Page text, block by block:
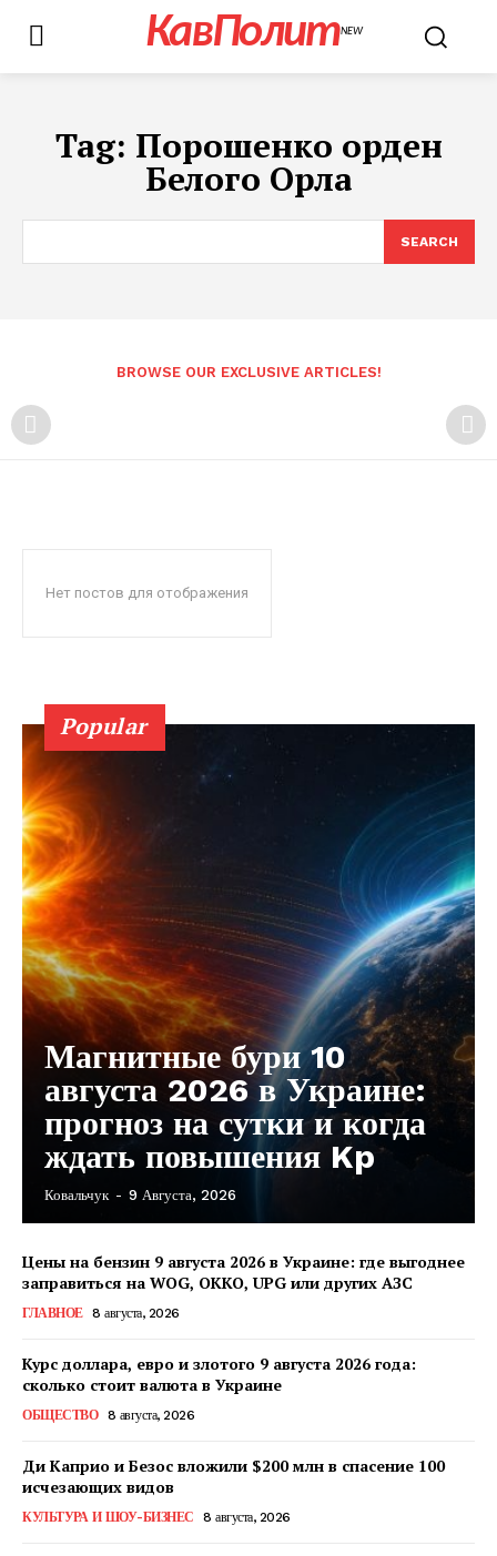
КавПолитNEW
Tag: Порошенко орден
Белого Орла
SEARCH
BROWSE OUR EXCLUSIVE ARTICLES!
Нет постов для отображения
Popular
Магнитные бури 10
августа 2026 в Украине:
прогноз на сутки и когда
ждать повышения Kp
Ковальчук - 9 Августа, 2026
Цены на бензин 9 августа 2026 в Украине: где выгоднее
заправиться на WOG, OKKO, UPG или других АЗС
ГЛАВНОЕ 8 августа, 2026
Курс доллара, евро и злотого 9 августа 2026 года:
сколько стоит валюта в Украине
ОБЩЕСТВО 8 августа, 2026
Ди Каприо и Безос вложили $200 млн в спасение 100
исчезающих видов
КУЛЬТУРА И ШОУ-БИЗНЕС 8 августа, 2026